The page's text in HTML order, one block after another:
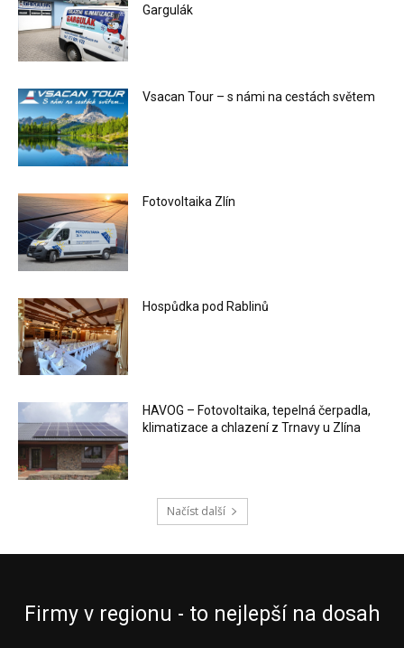
Gargulák
Vsacan Tour – s námi na cestách světem
Fotovoltaika Zlín
Hospůdka pod Rablinů
HAVOG – Fotovoltaika, tepelná čerpadla,
klimatizace a chlazení z Trnavy u Zlína
Načíst další
Firmy v regionu - to nejlepší na dosah